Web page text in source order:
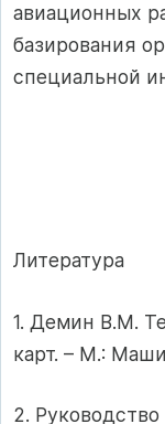
авиационных
базирования
специальной
Литература
1. Демин В.М.
карт. – М.:
2.